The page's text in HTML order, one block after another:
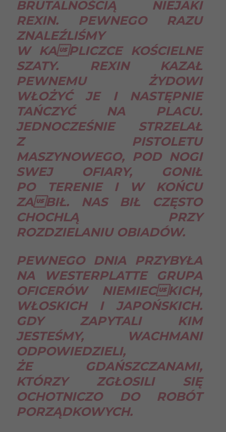
BRUTALNOŚCIĄ NIEJAKI
REXIN. PEWNEGO RAZU
ZNALEŹLIŚMY
W KAPLICZCE KOŚCIELNE
SZATY. REXIN KAZAŁ
PEWNEMU ŻYDOWI
WŁOŻYĆ JE I NASTĘPNIE
TAŃCZYĆ NA PLACU.
JEDNOCZEŚNIE STRZELAŁ
Z PISTOLETU
MASZYNOWEGO, POD NOGI
SWEJ OFIARY, GONIŁ
PO TERENIE I W KOŃCU
ZABIŁ. NAS BIŁ CZĘSTO
CHOCHLĄ PRZY
ROZDZIELANIU OBIADÓW.
PEWNEGO DNIA PRZYBYŁA
NA WESTERPLATTE GRUPA
OFICERÓW NIEMIECKICH,
WŁOSKICH I JAPOŃSKICH.
GDY ZAPYTALI KIM
JESTEŚMY, WACHMANI
ODPOWIEDZIELI,
ŻE GDAŃSZCZANAMI,
KTÓRZY ZGŁOSILI SIĘ
OCHOTNICZO DO ROBÓT
PORZĄDKOWYCH.